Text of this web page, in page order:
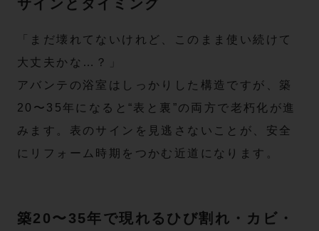
サインとタイミング
「まだ壊れてないけれど、このまま使い続けて
大丈夫かな…？」
アバンテの浴室はしっかりした構造ですが、築
20〜35年になると“表と裏”の両方で老朽化が進
みます。表のサインを見逃さないことが、安全
にリフォーム時期をつかむ近道になります。
築20〜35年で現れるひび割れ・カビ・